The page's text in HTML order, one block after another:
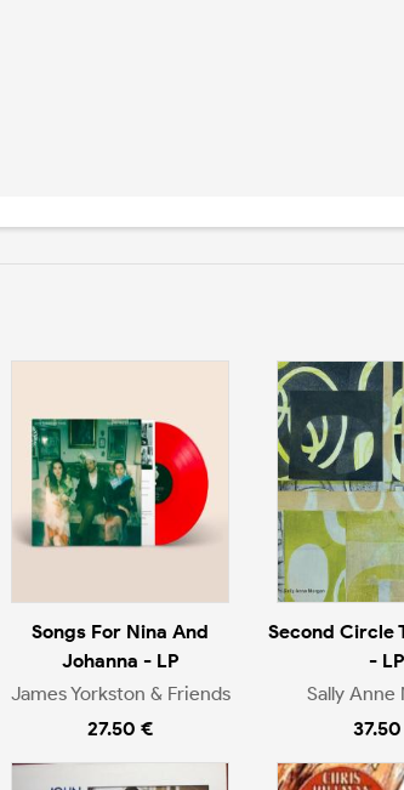
Songs For Nina And
Johanna - LP
James Yorkston & Friends
27.50 €
Second Circle
- LP
Sally Anne